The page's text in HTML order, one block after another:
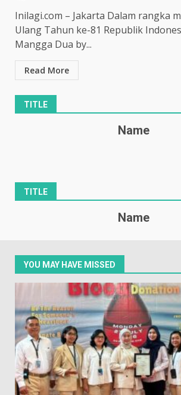
Inilagi.com – Jakarta Dalam rangka
Ulang Tahun ke-81 Republik
Mangga Dua by...
Read More
TITLE
Name
TITLE
Name
YOU MAY HAVE MISSED